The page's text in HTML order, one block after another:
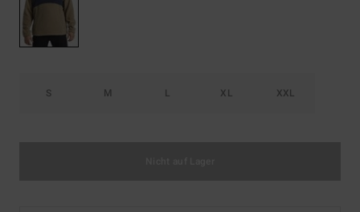
S M L XL XXL